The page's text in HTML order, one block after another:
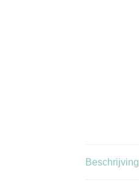
Beschrijving